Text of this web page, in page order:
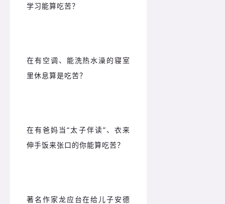
学习能算吃苦？
在有空调、能洗热水澡的寝室
里休息算是吃苦？
在有爸妈当“太子伴读”、衣来
伸手饭来张口的你能算吃苦？
著名作家龙应台在给儿子安德